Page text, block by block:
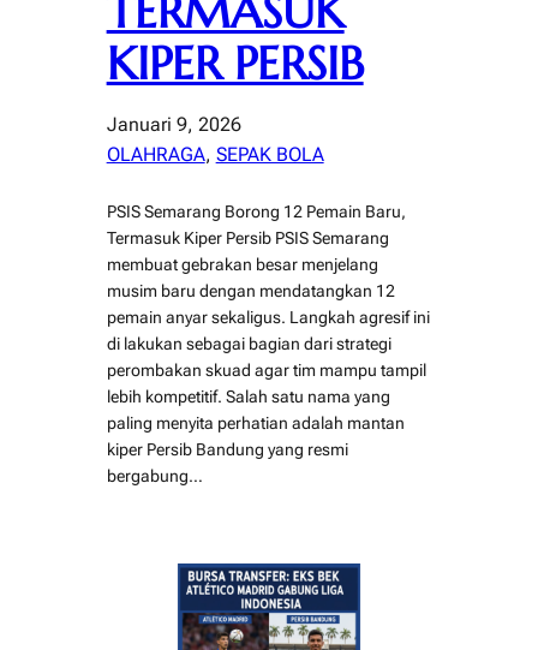
TERMASUK
KIPER PERSIB
Januari 9, 2026
OLAHRAGA, SEPAK BOLA
PSIS Semarang Borong 12 Pemain Baru,
Termasuk Kiper Persib PSIS Semarang
membuat gebrakan besar menjelang
musim baru dengan mendatangkan 12
pemain anyar sekaligus. Langkah agresif ini
di lakukan sebagai bagian dari strategi
perombakan skuad agar tim mampu tampil
lebih kompetitif. Salah satu nama yang
paling menyita perhatian adalah mantan
kiper Persib Bandung yang resmi
bergabung…